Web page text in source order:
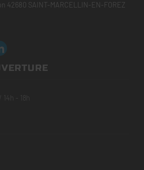
42680 SAINT-MARCELLIN-EN-FOREZ
08h - 12h / 14h - 18h